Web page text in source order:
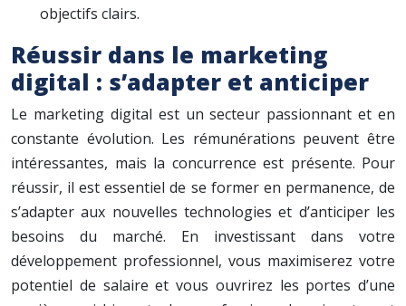
objectifs clairs.
Réussir dans le marketing
digital : s’adapter et anticiper
Le marketing digital est un secteur passionnant et en
constante évolution. Les rémunérations peuvent être
intéressantes, mais la concurrence est présente. Pour
réussir, il est essentiel de se former en permanence, de
s’adapter aux nouvelles technologies et d’anticiper les
besoins du marché. En investissant dans votre
développement professionnel, vous maximiserez votre
potentiel de salaire et vous ouvrirez les portes d’une